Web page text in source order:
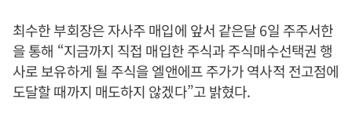
최수한 부회장은 자사주 매입에 앞서 같은달 6일 주주서한
을 통해 “지금까지 직접 매입한 주식과 주식매수선택권 행
사로 보유하게 될 주식을 엘앤에프 주가가 역사적 전고점에
도달할 때까지 매도하지 않겠다”고 밝혔다.